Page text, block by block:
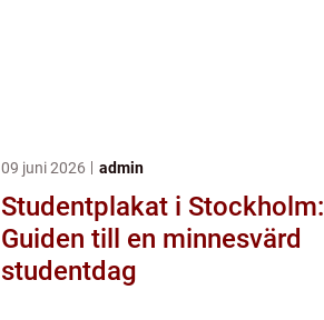
09 juni 2026 admin
Studentplakat i Stockholm:
Guiden till en minnesvärd
studentdag